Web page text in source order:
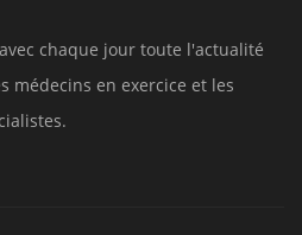
chaque jour toute l'actualité
médecins en exercice et les